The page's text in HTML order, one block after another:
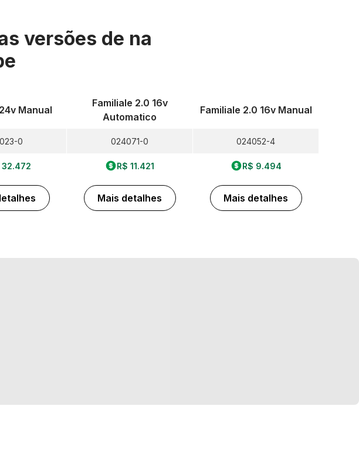
versões de na
Manual
0
32.472
Familiale 2.0 16v
Automatico
024071-0
R$ 11.421
Mais detalhes
Familiale 2.0 16v Manual
024052-4
R$ 9.494
Mais detalhes